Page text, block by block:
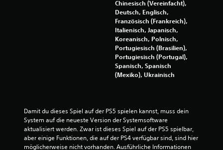
Chinesisch (Vereinfacht),
Deutsch, Englisch,
Französisch (Frankreich),
Italienisch, Japanisch,
Koreanisch, Polnisch,
Portugiesisch (Brasilien),
Portugiesisch (Portugal),
Spanisch, Spanisch
(Mexiko), Ukrainisch
Damit du dieses Spiel auf der PS5 spielen kannst, muss dein
System auf die neueste Version der Systemsoftware
aktualisiert werden. Zwar ist dieses Spiel auf der PS5 spielbar,
aber einige Funktionen, die auf der PS4 verfügbar sind, sind hier
möglicherweise nicht vorhanden. Ausführliche Informationen